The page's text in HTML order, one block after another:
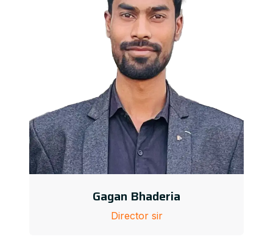
Gagan Bhaderia
Director sir